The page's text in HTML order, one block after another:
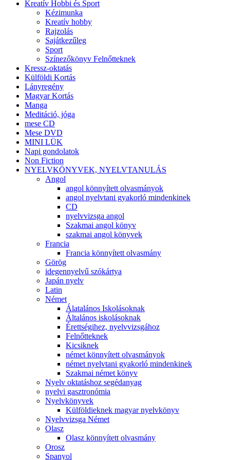
Kreatív Hobbi és Sport
Kézimunka
Kreatív hobby
Rajzolás
Sajátkezűleg
Sport
Színezőkönyv Felnőtteknek
Kressz-oktatás
Külföldi Kortás
Lányregény
Magyar Kortás
Manga
Meditáció, jóga
mese CD
Mese DVD
MINI LÜK
Napi gondolatok
Non Fiction
NYELVKÖNYVEK, NYELVTANULÁS
Angol
angol könnyített olvasmányok
angol nyelvtani gyakorló mindenkinek
CD
nyelvvizsga angol
Szakmai angol könyv
szakmai angol könyvek
Francia
Francia könnyített olvasmány
Görög
idegennyelvű szókártya
Japán nyelv
Latin
Német
Álatalános Iskolásoknak
Általános iskolásoknak
Érettségihez, nyelvvizsgához
Felnőtteknek
Kicsiknek
német könnyített olvasmányok
német nyelvtani gyakorló mindenkinek
Szakmai német könyv
Nyelv oktatáshoz segédanyag
nyelvi gasztronómia
Nyelvkönyvek
Külföldieknek magyar nyelvkönyv
Nyelvvizsga Német
Olasz
Olasz könnyített olvasmány
Orosz
Spanyol